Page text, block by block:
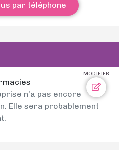
par téléphone
MODIFIER
n’a pas encore
Elle sera probablement